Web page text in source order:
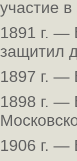
участие
1891 г. —
защитил
1897 г. —
1898 г. —
1906 г. —